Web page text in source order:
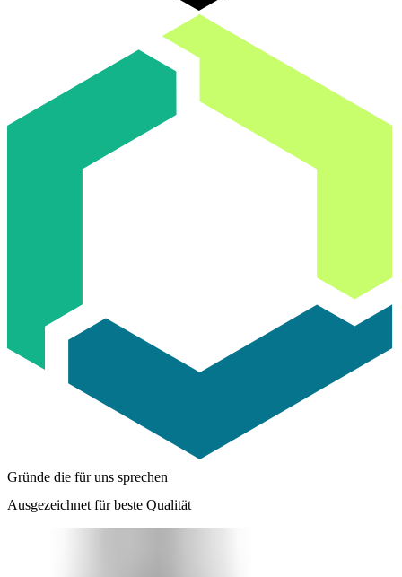
Gründe die für uns sprechen
Ausgezeichnet für beste Qualität